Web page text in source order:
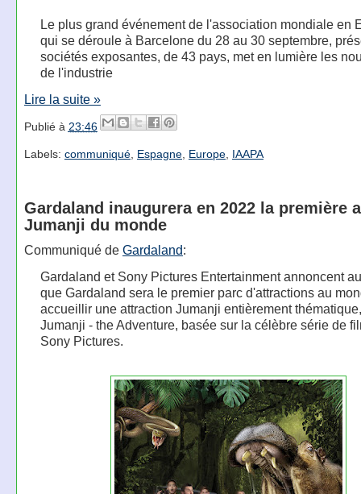
Le plus grand événement de l'association mondiale en
qui se déroule à Barcelone du 28 au 30 septembre,
sociétés exposantes, de 43 pays, met en lumière les
de l'industrie
Lire la suite »
Publié à 23:46
Labels: communiqué, Espagne, Europe, IAAPA
Gardaland inaugurera en 2022 la première
Jumanji du monde
Communiqué de Gardaland:
Gardaland et Sony Pictures Entertainment annoncent
que Gardaland sera le premier parc d'attractions au
accueillir une attraction Jumanji entièrement
Jumanji - the Adventure, basée sur la célèbre série de
Sony Pictures.